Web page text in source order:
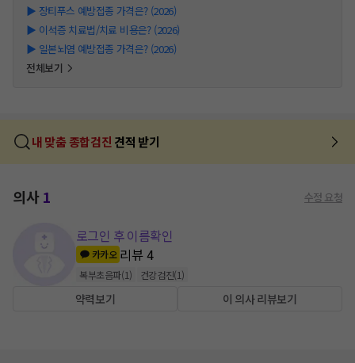
▶ 장티푸스 예방접종 가격은? (2026)
▶ 이석증 치료법/치료 비용은? (2026)
▶ 일본뇌염 예방접종 가격은? (2026)
전체보기
내 맞춤 종합검진 견적 받기
의사1 수정 요청
로그인 후 이름확인
카카오 리뷰4
복부초음파(1) 건강검진(1)
약력보기 이 의사 리뷰보기